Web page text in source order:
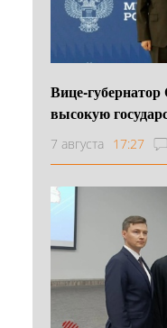
Вице-
высокую
7 августа 17:27